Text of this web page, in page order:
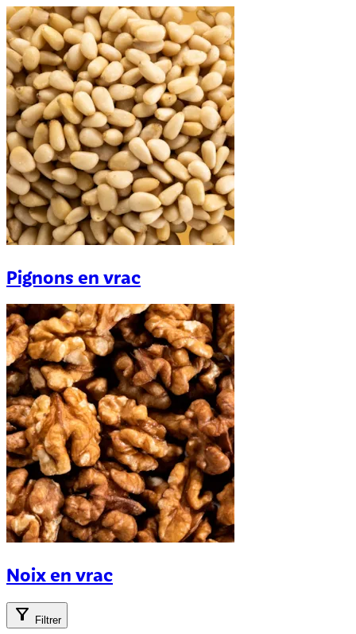
Pignons en vrac
Noix en vrac
Filtrer